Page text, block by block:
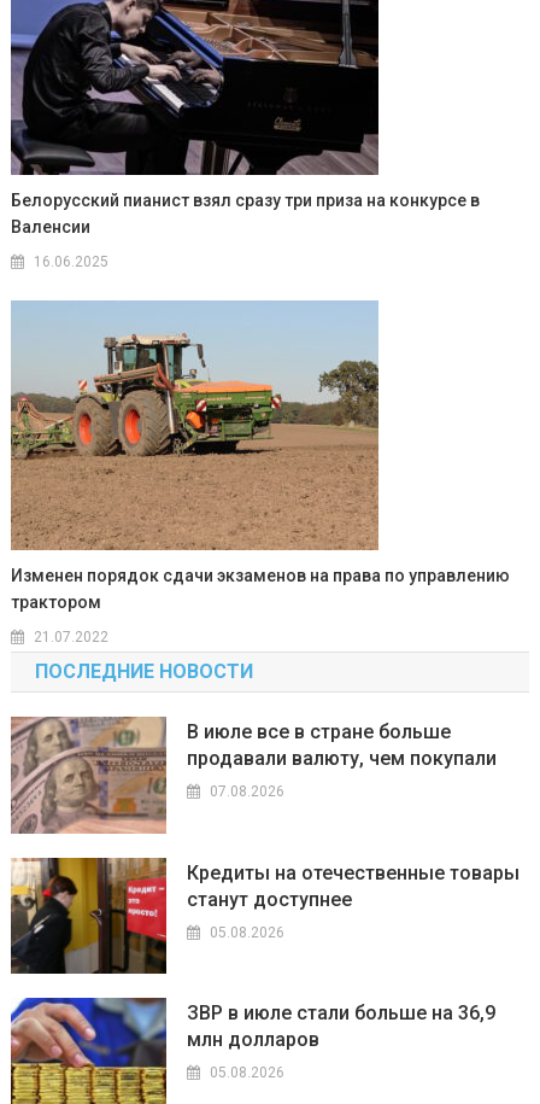
Белорусский пианист взял сразу три приза на конкурсе в
Валенсии
16.06.2025
Изменен порядок сдачи экзаменов на права по управлению
трактором
21.07.2022
ПОСЛЕДНИЕ НОВОСТИ
В июле все в стране больше
продавали валюту, чем покупали
07.08.2026
Кредиты на отечественные товары
станут доступнее
05.08.2026
ЗВР в июле стали больше на 36,9
млн долларов
05.08.2026